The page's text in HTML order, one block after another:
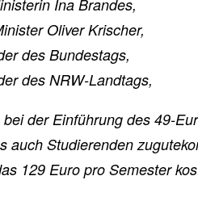
Ina Brandes,
Oliver Krischer,
des Bundestags,
des NRW-Landtags,
der Einführung des 49-
auch Studierenden
129 Euro pro Semester